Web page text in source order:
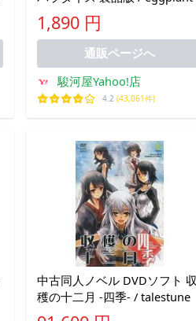
1,890 円
通販ページへ
駿河屋Yahoo!店
4.2 (43,061件)
中古同人ノベル DVDソフト 収
穫の十二月 -四季- / talestune